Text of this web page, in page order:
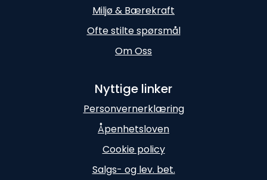
Miljø & Bærekraft
Ofte stilte spørsmål
Om Oss
Nyttige linker
Personvernerklæring
Åpenhetsloven
Cookie policy
Salgs- og lev. bet.